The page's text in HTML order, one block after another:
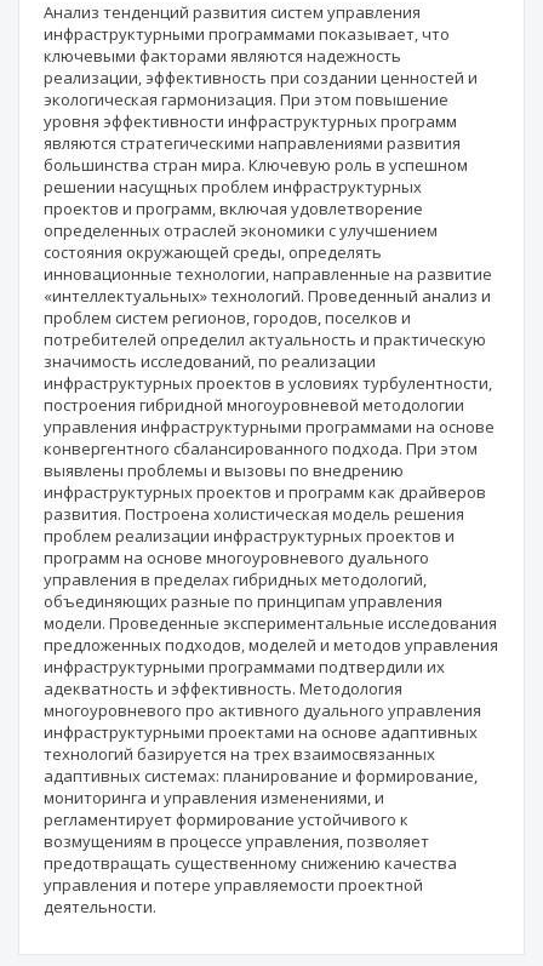
Анализ тенденций развития систем управления
инфраструктурными программами показывает, что
ключевыми факторами являются надежность
реализации, эффективность при создании ценностей и
экологическая гармонизация. При этом повышение
уровня эффективности инфраструктурных программ
являются стратегическими направлениями развития
большинства стран мира. Ключевую роль в успешном
решении насущных проблем инфраструктурных
проектов и программ, включая удовлетворение
определенных отраслей экономики с улучшением
состояния окружающей среды, определять
инновационные технологии, направленные на развитие
«интеллектуальных» технологий. Проведенный анализ и
проблем систем регионов, городов, поселков и
потребителей определил актуальность и практическую
значимость исследований, по реализации
инфраструктурных проектов в условиях турбулентности,
построения гибридной многоуровневой методологии
управления инфраструктурными программами на основе
конвергентного сбалансированного подхода. При этом
выявлены проблемы и вызовы по внедрению
инфраструктурных проектов и программ как драйверов
развития. Построена холистическая модель решения
проблем реализации инфраструктурных проектов и
программ на основе многоуровневого дуального
управления в пределах гибридных методологий,
объединяющих разные по принципам управления
модели. Проведенные экспериментальные исследования
предложенных подходов, моделей и методов управления
инфраструктурными программами подтвердили их
адекватность и эффективность. Методология
многоуровневого про активного дуального управления
инфраструктурными проектами на основе адаптивных
технологий базируется на трех взаимосвязанных
адаптивных системах: планирование и формирование,
мониторинга и управления изменениями, и
регламентирует формирование устойчивого к
возмущениям в процессе управления, позволяет
предотвращать существенному снижению качества
управления и потере управляемости проектной
деятельности.